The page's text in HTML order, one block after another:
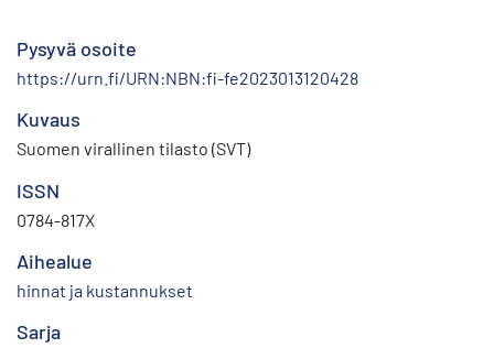
Pysyvä osoite
https://urn.fi/URN:NBN:fi-fe2023013120428
Kuvaus
Suomen virallinen tilasto (SVT)
ISSN
0784-817X
Aihealue
hinnat ja kustannukset
Sarja